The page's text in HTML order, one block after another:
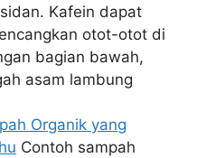
Kafein dapat
otot-otot di
bagian bawah,
asam lambung
Organik yang
Contoh sampah